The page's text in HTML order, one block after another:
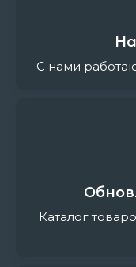
С нами
Каталог